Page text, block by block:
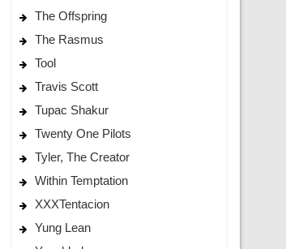
The Offspring
The Rasmus
Tool
Travis Scott
Tupac Shakur
Twenty One Pilots
Tyler, The Creator
Within Temptation
XXXTentacion
Yung Lean